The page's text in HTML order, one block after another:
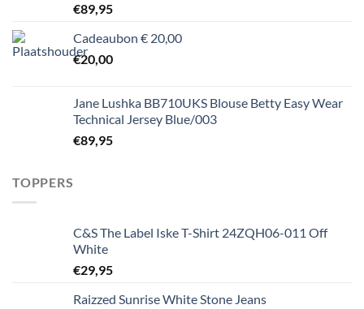
€89,95
Cadeaubon € 20,00
€20,00
Jane Lushka BB710UKS Blouse Betty Easy Wear
Technical Jersey Blue/003
€89,95
TOPPERS
C&S The Label Iske T-Shirt 24ZQH06-011 Off
White
€29,95
Raizzed Sunrise White Stone Jeans